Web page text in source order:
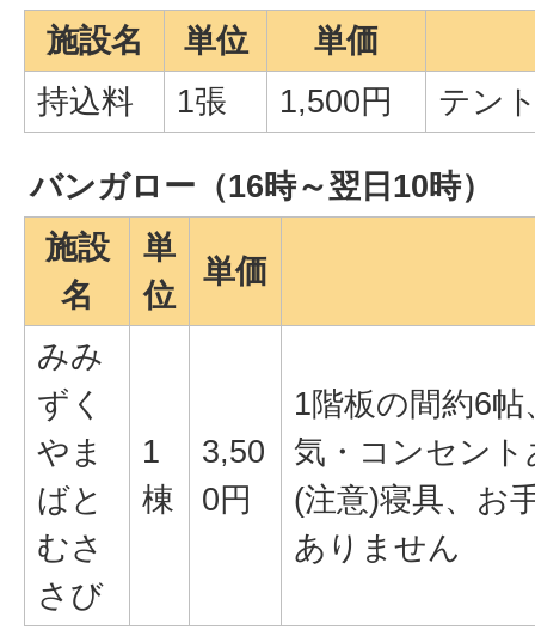
施設名
単位
単価
持込料
1張 1,500円 テン
バンガロー（16時～翌日10時）
施設
名
単
位
単価
みみ
ずく
やま
ばと
むさ
さび
1
棟
3,50
0円
1階板の間約6
気・コンセント
(注意)寝具、お
ありません